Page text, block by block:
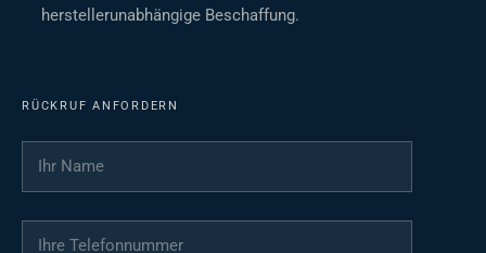
herstellerunabhängige Beschaffung.
RÜCKRUF ANFORDERN
Ihr Name
Ihre Telefonnummer